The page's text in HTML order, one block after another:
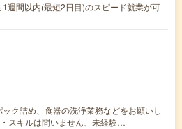
週間以内(最短2日目)のスピード就業が可
ク詰め、食器の洗浄業務などをお願いし
スキルは問いません、未経験…